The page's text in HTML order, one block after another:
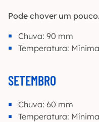
Pode chover um pouco.
Chuva: 90 mm
Temperatura:
SETEMBRO
Chuva: 60 mm
Temperatura: